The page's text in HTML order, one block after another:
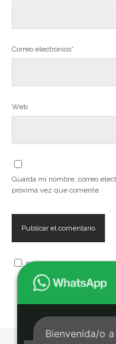
Correo electrónico*
Web
Guarda mi nombre, correo
próxima vez que comente.
Recibe, artículos, cursos,
Bienvenida/o